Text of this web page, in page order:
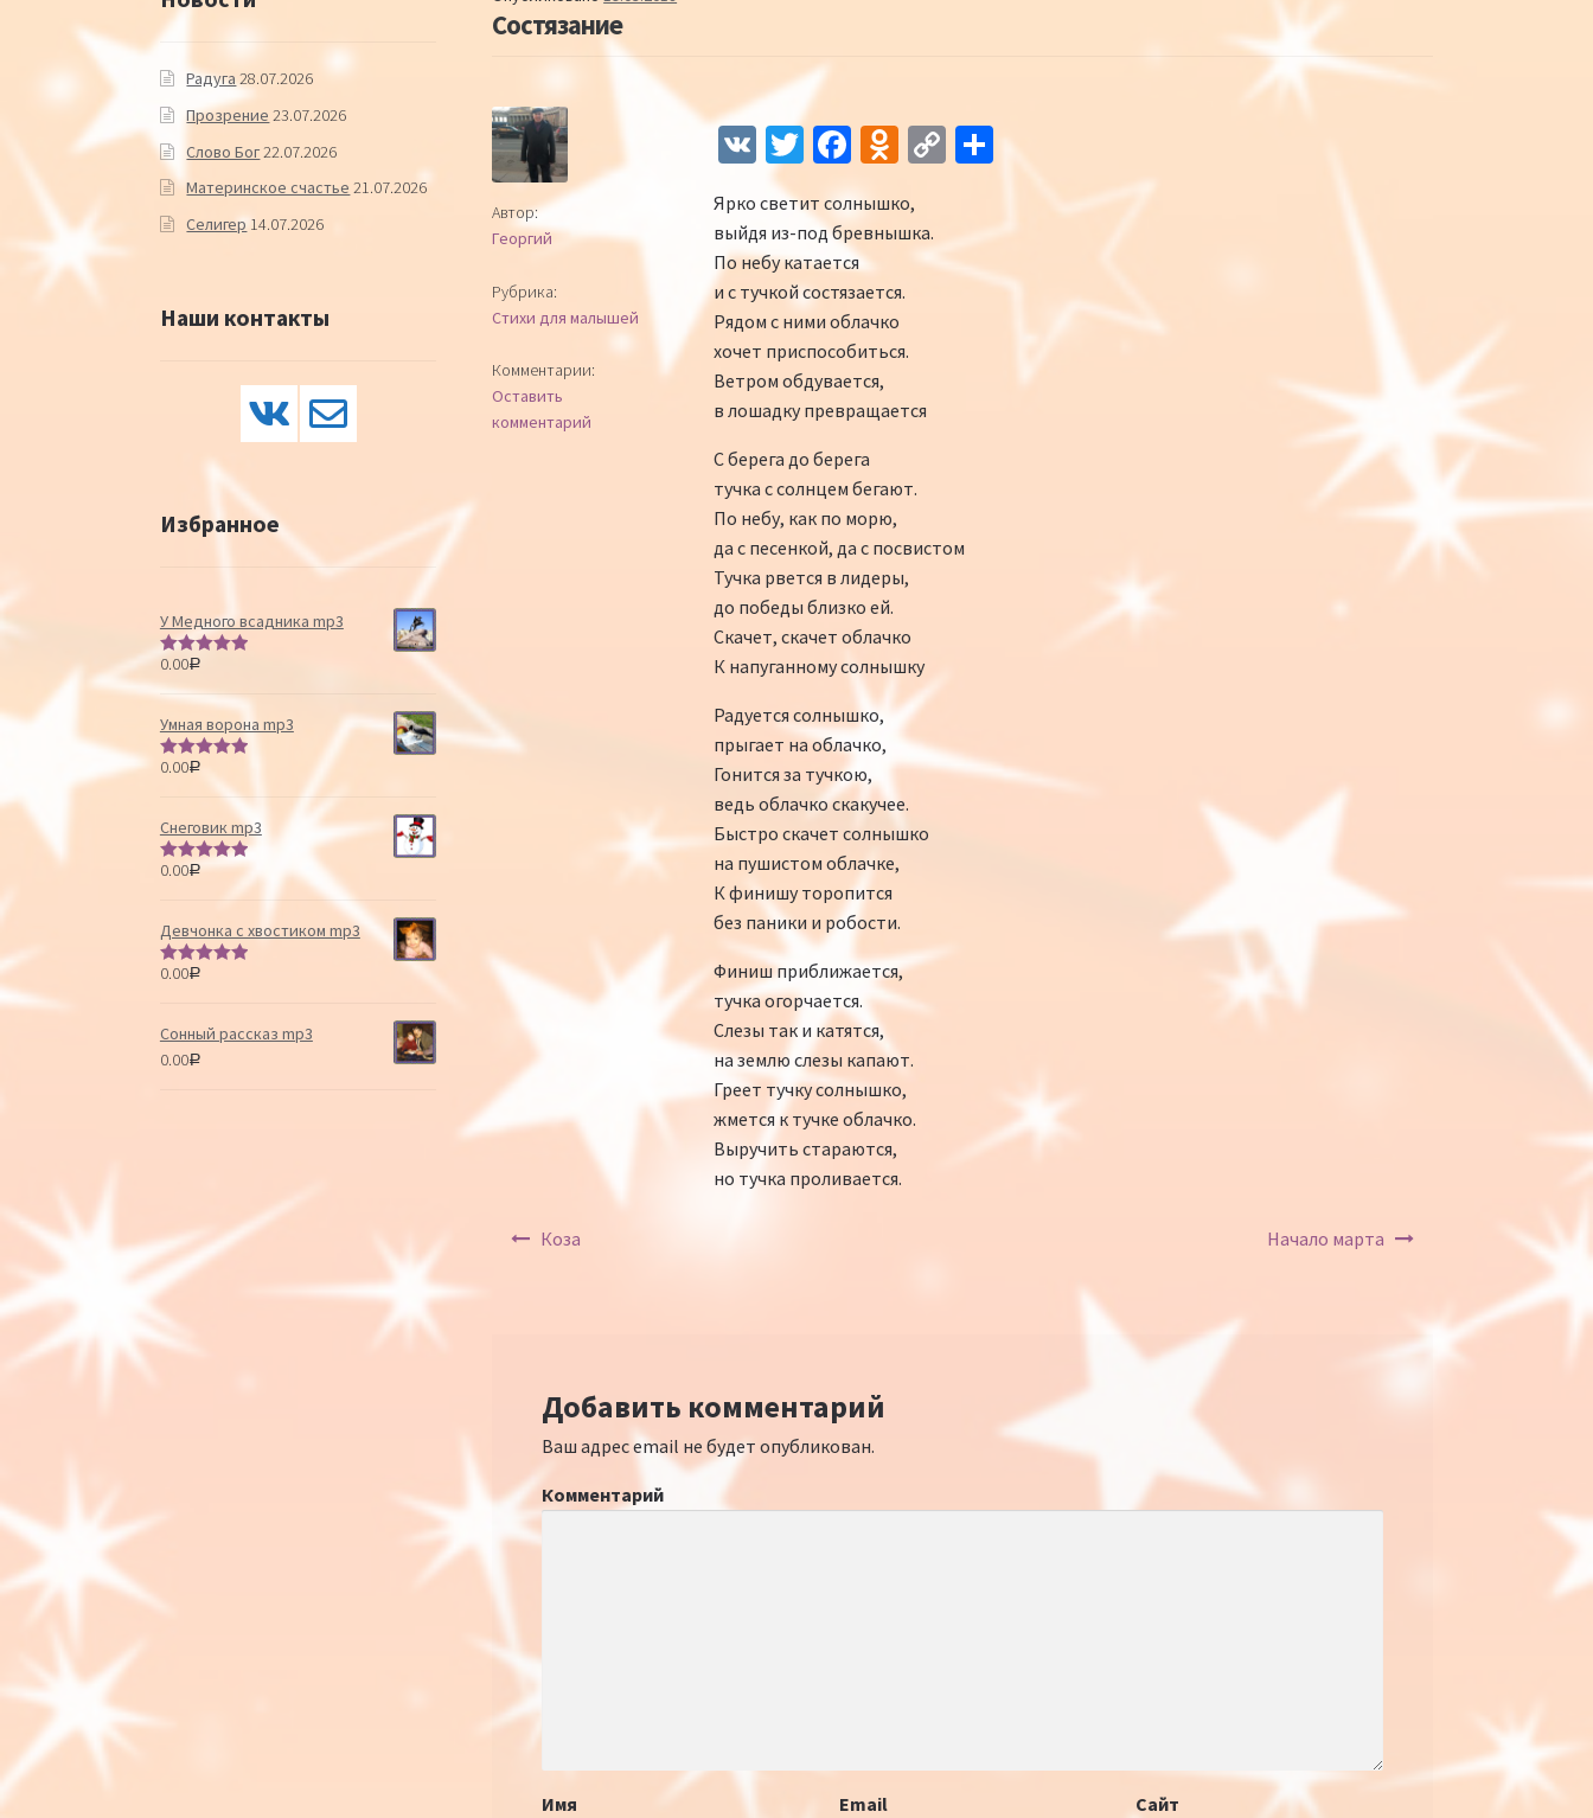
Состязание
Автор:
Георгий
Рубрика:
Стихи для малышей
Комментарии:
Оставить
комментарий
V
K
T
wi
tt
er
Fa
ce
b
o
o
k
O
n
kl
as
sn
iki
C
y
О
а
Ярко светит солнышко,
выйдя из-под бревнышка.
По небу катается
и с тучкой состязается.
Рядом с ними облачко
хочет приспособиться.
Ветром обдувается,
в лошадку превращается
С берега до берега
тучка с солнцем бегают.
По небу, как по морю,
да с песенкой, да с посвистом
Тучка рвется в лидеры,
до победы близко ей.
Скачет, скачет облачко
К напуганному солнышку
Радуется солнышко,
прыгает на облачко,
Гонится за тучкою,
ведь облачко скакучее.
Быстро скачет солнышко
на пушистом облачке,
К финишу торопится
без паники и робости.
Финиш приближается,
тучка огорчается.
Слезы так и катятся,
на землю слезы капают.
Греет тучку солнышко,
жмется к тучке облачко.
Выручить стараются,
но тучка проливается.
Навигация по записям
Коза Начало марта
Добавить комментарий
Ваш адрес email не будет опубликован.
Комментарий
Имя Email Сайт
Радуга 28.07.2026
Прозрение 23.07.2026
Слово Бог22.07.2026
Материнское счастье 21.07.2026
Селигер 14.07.2026
Наши контакты
Избранное
У Медного всадника mp3
Оценка
из 5
0.00Р
Умная ворона mp3
Оценка
0.00Р
Снеговик mp3
Оценка
0.00Р
Девчонка с хвостиком mp3
Оценка
0.00Р
Сонный рассказ mp3
0.00Р